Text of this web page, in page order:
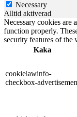
Necessary
Alltid aktiverad
Necessary cookies are
function properly.
security features of the
Kaka
cookielawinfo-
checkbox-